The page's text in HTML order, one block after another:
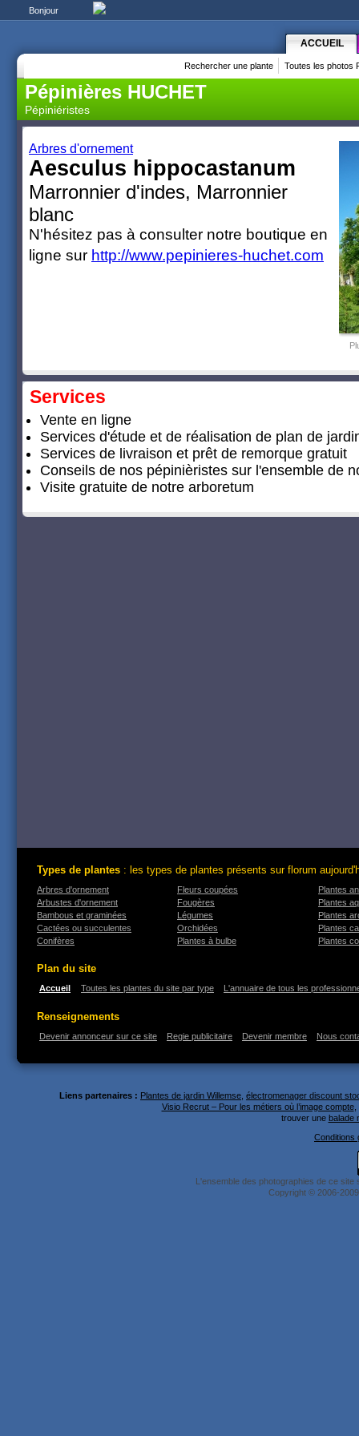
Bonjour
ACCUEIL
Rechercher une plante Toutes les photos
Pépinières HUCHET
Pépiniéristes
Arbres d'ornement
Aesculus hippocastanum
Marronnier d'indes, Marronnier
blanc
N'hésitez pas à consulter notre boutique en
ligne sur http://www.pepinieres-huchet.com
Services
Vente en ligne
Services d'étude et de réalisation de plan de
Services de livraison et prêt de remorque gratuit
Conseils de nos pépinièristes sur l'ensemble de
Visite gratuite de notre arboretum
Types de plantes : les types de plantes présents sur florum
Arbres d'ornement
Arbustes d'ornement
Bambous et graminées
Cactées ou succulentes
Conifères
Fleurs coupées
Fougères
Légumes
Orchidées
Plantes à bulbe
Plantes
Plantes
Plantes
Plantes
Plantes
Plan du site
Accueil Toutes les plantes du site par type L'annuaire de tous les
Renseignements
Devenir annonceur sur ce site Regie publicitaire Devenir membre Nous
Liens partenaires : Plantes de jardin Willemse électromenager discount
Visio Recrut – Pour les métiers où l’image compte,
trouver une balade
Conditions
L'ensemble des photographies de ce
Copyright © 2006-